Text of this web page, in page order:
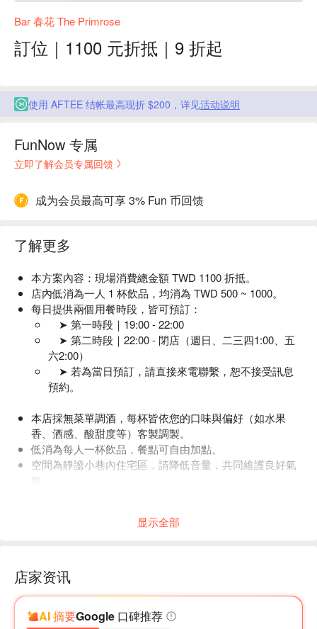
Bar 春花 The Primrose
訂位｜1100 元折抵｜9 折起
使用 AFTEE 结帐最高现折 $200，详见活动说明
FunNow 专属
立即了解会员专属回馈
成为会员最高可享 3% Fun 币回馈
了解更多
本方案內容：現場消費總金額 TWD 1100 折抵。
店內低消為一人 1 杯飲品，均消為 TWD 500 ~ 1000。
每日提供兩個用餐時段，皆可預訂：
➤ 第一時段｜19:00 - 22:00
➤ 第二時段｜22:00 - 閉店（週日、二三四1:00、五
六2:00）
➤ 若為當日預訂，請直接來電聯繫，恕不接受訊息
預約。
本店採無菜單調酒，每杯皆依您的口味與偏好（如水果
香、酒感、酸甜度等）客製調製。
低消為每人一杯飲品，餐點可自由加點。
空間為靜謐小巷內住宅區，請降低音量，共同維護良好氣
氛。
显示全部
店家资讯
AI 摘要Google 口碑推荐